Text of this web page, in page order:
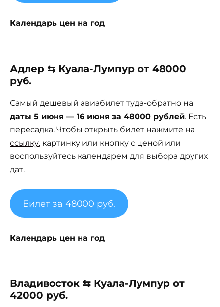
Календарь цен на год
Адлер ⇆ Куала-Лумпур от 48000
руб.
Самый дешевый авиабилет туда-обратно на
даты 5 июня — 16 июня за 48000 рублей. Есть
пересадка. Чтобы открыть билет нажмите на
ссылку, картинку или кнопку с ценой или
воспользуйтесь календарем для выбора других
дат.
Билет за 48000 руб.
Календарь цен на год
Владивосток ⇆ Куала-Лумпур от
42000 руб.